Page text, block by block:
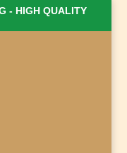
- HIGH QUALITY